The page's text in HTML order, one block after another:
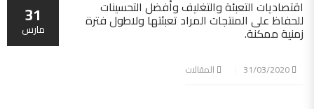
اقتصاديات التعبئة والتغليف وأفضل التحسينات
للحفاظ على المنتجات المراد تعبئتها ولاطول فترة
زمنية ممكنة.
المقالات
31
مارس